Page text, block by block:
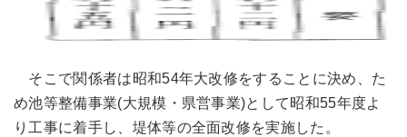
そこで関係者は昭和54年大改修をすることに決め、た
め池等整備事業(大規模・県営事業)として昭和55年度よ
り工事に着手し、堤体等の全面改修を実施した。